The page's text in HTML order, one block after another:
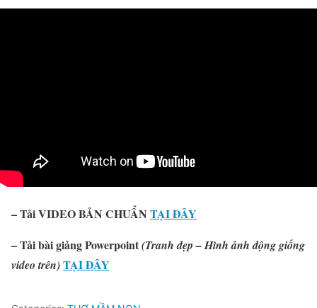
– Tải VIDEO BẢN CHUẨN TẠI ĐÂY
– Tải bài giảng Powerpoint(Tranh đẹp – Hình ảnh động giống
video trên)TẠI ĐÂY